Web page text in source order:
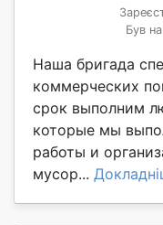
Був
Наша бригада
коммерческих
срок выполним
которые мы
работы и
мусор...